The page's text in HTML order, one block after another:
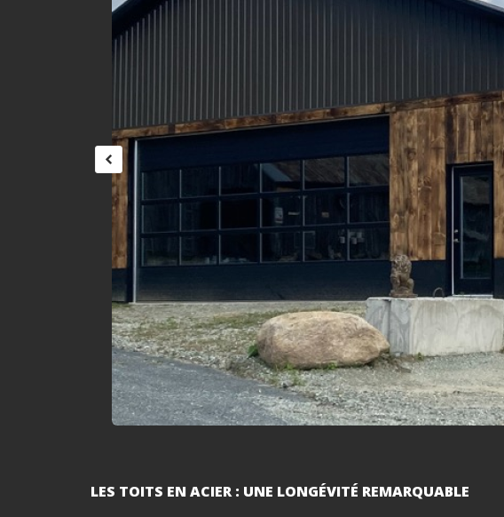
LES TOITS EN ACIER : UNE LONGÉVITÉ REMARQUABLE